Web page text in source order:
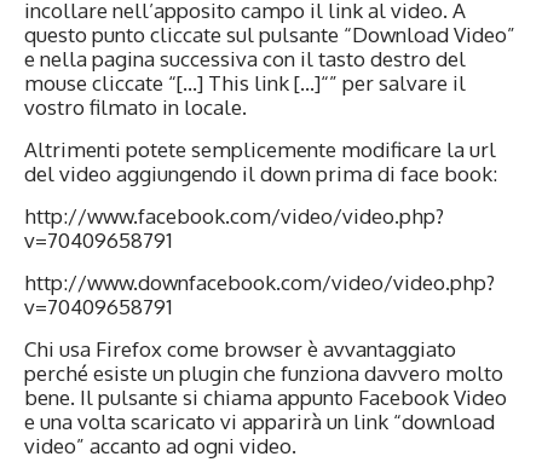
incollare nell’apposito campo il link al video. A
questo punto cliccate sul pulsante “Download Video”
e nella pagina successiva con il tasto destro del
mouse cliccate “[…] This link […]“” per salvare il
vostro filmato in locale.
Altrimenti potete semplicemente modificare la url
del video aggiungendo il down prima di face book:
http://www.facebook.com/video/video.php?
v=70409658791
http://www.downfacebook.com/video/video.php?
v=70409658791
Chi usa Firefox come browser è avvantaggiato
perché esiste un plugin che funziona davvero molto
bene. Il pulsante si chiama appunto Facebook Video
e una volta scaricato vi apparirà un link “download
video” accanto ad ogni video.